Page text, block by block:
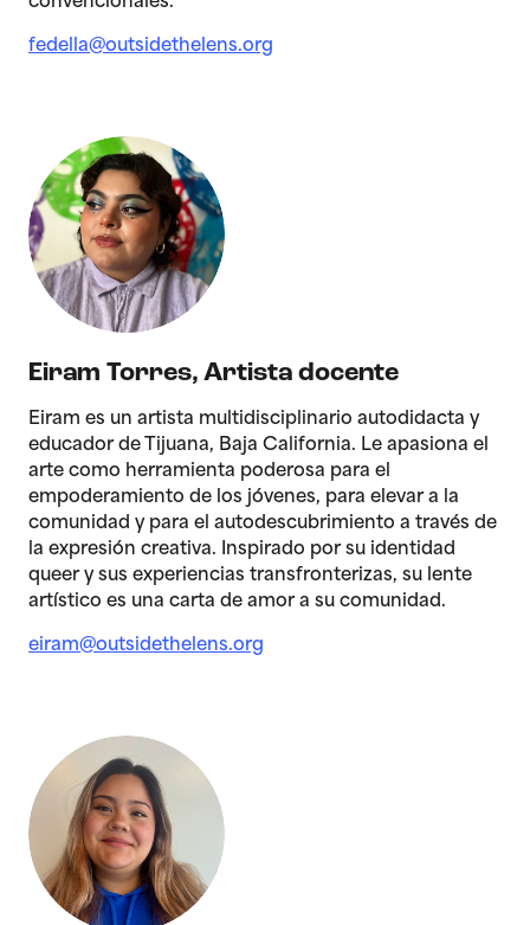
fedella@outsidethelens.org
Eiram Torres, Artista docente
Eiram es un artista multidisciplinario autodidacta y
educador de Tijuana, Baja California. Le apasiona el
arte como herramienta poderosa para el
empoderamiento de los jóvenes, para elevar a la
comunidad y para el autodescubrimiento a través de
la expresión creativa. Inspirado por su identidad
queer y sus experiencias transfronterizas, su lente
artístico es una carta de amor a su comunidad.
eiram@outsidethelens.org